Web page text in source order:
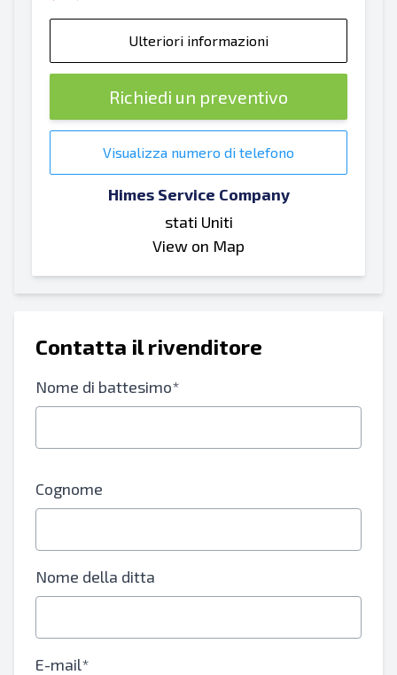
Ulteriori informazioni
Richiedi un preventivo
Visualizza numero di telefono
Himes Service Company
stati Uniti
View on Map
Contatta il rivenditore
Nome di battesimo*
Cognome
Nome della ditta
E-mail*